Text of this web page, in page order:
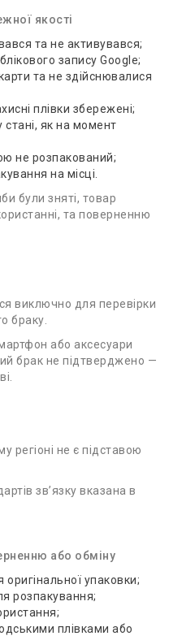
якості
та не активувався;
запису Google;
та не здійснювалися
плівки збережені;
стані, як на момент
не розпакований;
на місці.
були зняті, товар
та поверненню
виключно для перевірки
браку.
або аксесуари
брак не підтверджено —
регіоні не є підставою
зв’язку вказана в
або обміну
оригінальної упаковки;
розпакування;
плівками або